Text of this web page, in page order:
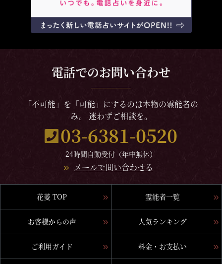
電話でのお問い合わせ
「不可能」を「可能」にするのは本物の霊能者の
み。 迷わずご相談を。
03-6381-0520
24時間自動受付（年中無休）
メールで問い合わせる
花菱 TOP 霊能者一覧
お客様からの声 人気ランキング
ご利用ガイド 料金・お支払い